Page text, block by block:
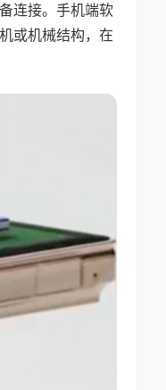
连接。手机端软
或机械结构，在